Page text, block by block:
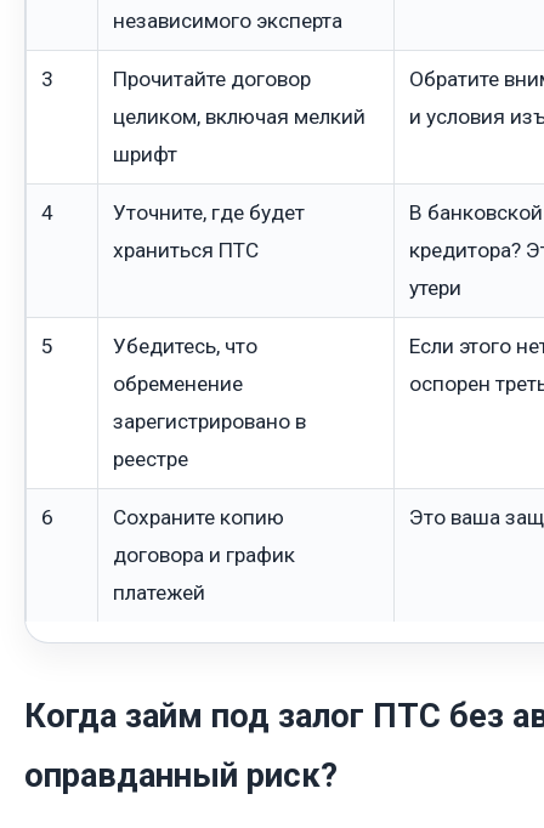
независимого эксперта
3
Прочитайте договор
целиком, включая мелкий
шрифт
Обратите
и условия
4
Уточните, где будет
храниться ПТС
В
кредитора?
утери
5
Убедитесь, что
обременение
зарегистрировано в
реестре
Если этого
оспорен
6
Сохраните копию
договора и график
платежей
Это ваша
Когда займ под залог ПТС без
оправданный риск?